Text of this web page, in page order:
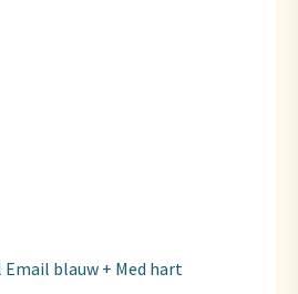
blauw + Med hart